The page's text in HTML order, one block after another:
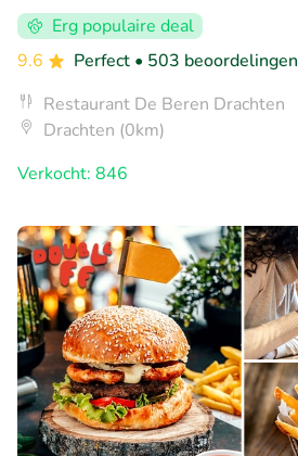
Erg populaire deal
9.6
Perfect • 503 beoordelingen
Restaurant De Beren Drachten
Drachten (0km)
Verkocht: 846